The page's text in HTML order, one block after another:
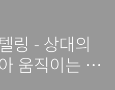
링 - 상대의
움직이는 방